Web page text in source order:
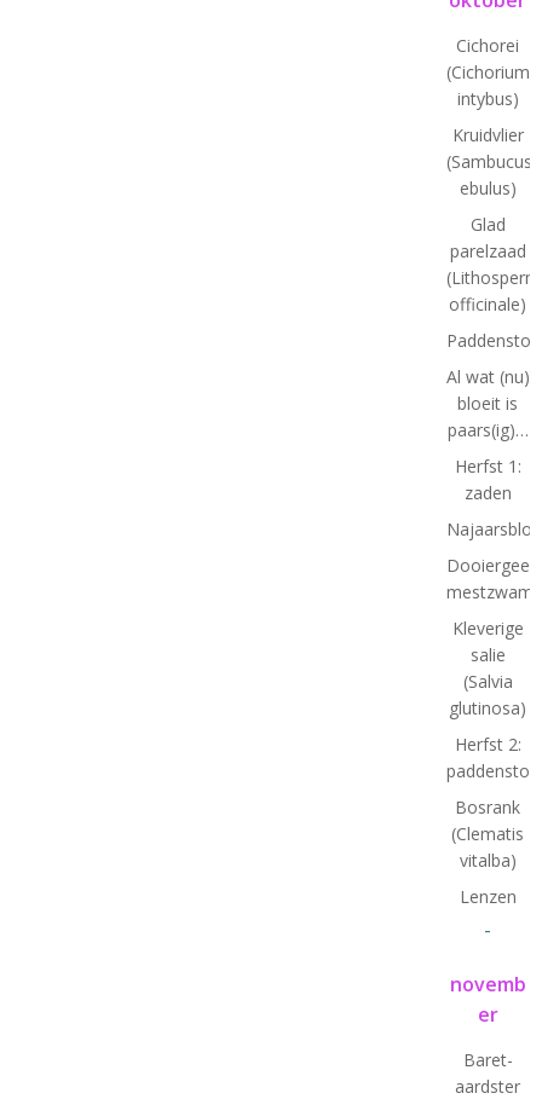
Cichorei
(Cichorium
intybus)
Kruidvlier
(Sambucus
ebulus)
Glad
parelzaad
officinale)
Al wat (nu)
bloeit is
paars(ig)…
Herfst 1:
zaden
Dooiergeel
Kleverige
salie
(Salvia
glutinosa)
Herfst 2:
Bosrank
(Clematis
vitalba)
Lenzen
-
novemb
er
Baret-
aardster